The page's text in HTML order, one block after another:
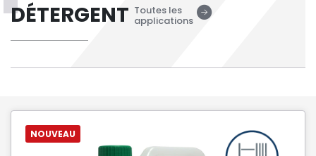
DÉTERGENT Toutes les
applications
NOUVEAU